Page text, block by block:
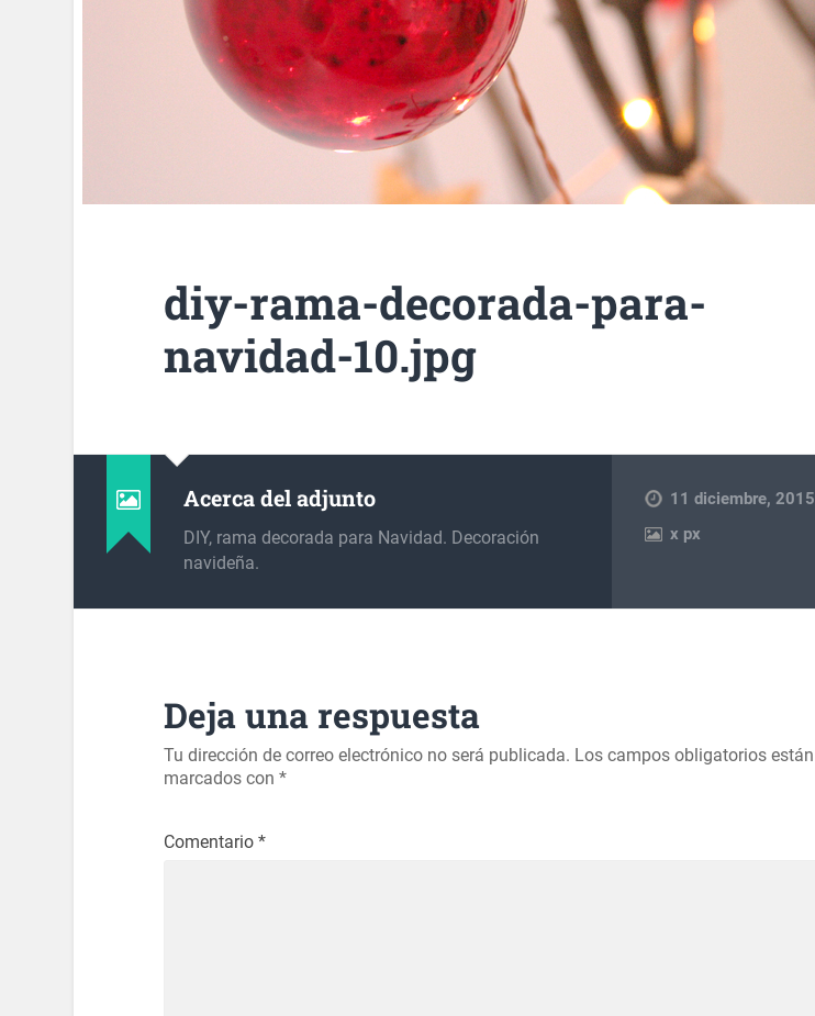
diy-rama-decorada-para-
navidad-10.jpg
Acerca del adjunto
DIY, rama decorada para Navidad. Decoración
navideña.
11 diciembre, 2015
x px
Deja una respuesta
Tu dirección de correo electrónico no será publicada. Los campos obligatorios están
marcados con *
Comentario *